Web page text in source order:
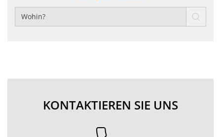
KONTAKTIEREN SIE UNS